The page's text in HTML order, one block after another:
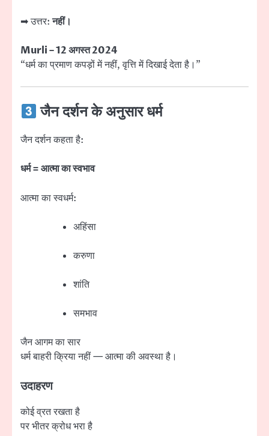
➡ उत्तर:नहीं।
Murli – 12 अगस्त 2024
“धर्म का प्रमाण कपड़ों में नहीं, वृत्ति में दिखाई देता है।”
जैन दर्शन के अनुसार धर्म
जैन दर्शन कहता है:
धर्म = आत्मा का स्वभाव
आत्मा का स्वधर्म:
अहिंसा
करुणा
शांति
समभाव
जैन आगम का सार
धर्म बाहरी क्रिया नहीं — आत्मा की अवस्था है।
उदाहरण
कोई व्रत रखता है
पर भीतर क्रोध भरा है